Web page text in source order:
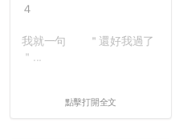
４
我就一句 ＂還好我過了
＂...
點擊打開全文